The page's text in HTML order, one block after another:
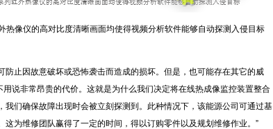
热像仪的高对比度清晰画面均使得视频分析软件能够自动探测入侵目标
止因故意破坏或恐怖袭击而造成的损坏。但是，也可能存在其它的威
说非常昂贵的代价。这就是为什么我们决定将在线热成像监控装置整合
们确保故障出现时会被立刻探测到。此种情况下，该能源公司可通过基
为维修团队赢得了一定的时间，得以订购零件以及规划维修作业。”